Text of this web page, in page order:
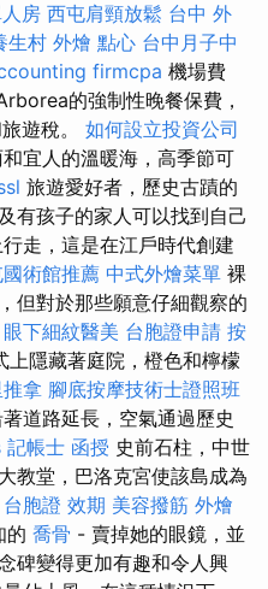
房 西屯肩頸放鬆 台中 外
生村 外燴 點心 台中月子中
firmcpa 機場費
的強制性晚餐保費，
遊稅。 如何設立投資公司
宜人的溫暖海，高季節可
旅遊愛好者，歷史古蹟的
有孩子的家人可以找到自己
走，這是在江戶時代創建
術館推薦 中式外燴菜單 裸
但對於那些願意仔細觀察的
眼下細紋醫美 台胞證申請 按
上隱藏著庭院，橙色和檸檬
推拿 腳底按摩技術士證照班
道路延長，空氣通過歷史
記帳士 函授 史前石柱，中世
教堂，巴洛克宮使該島成為
台胞證 效期 美容撥筋 外燴
的 喬骨 - 賣掉她的眼鏡，並
碑變得更加有趣和令人興